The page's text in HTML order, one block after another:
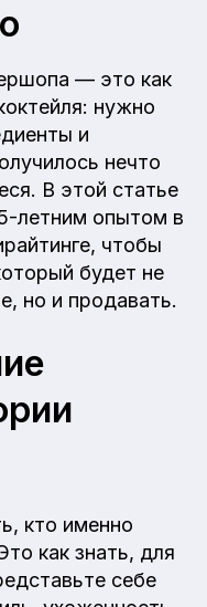
— это как
нужно
и
нечто
В этой статье
летним опытом в
чтобы
будет не
но и продавать.
кто именно
как знать, для
себе